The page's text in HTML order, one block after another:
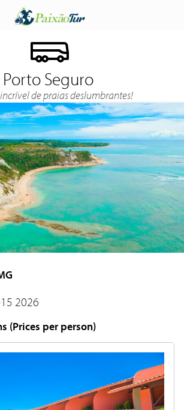
Porto Seguro
de praias deslumbrantes!
2026
(Prices per person)